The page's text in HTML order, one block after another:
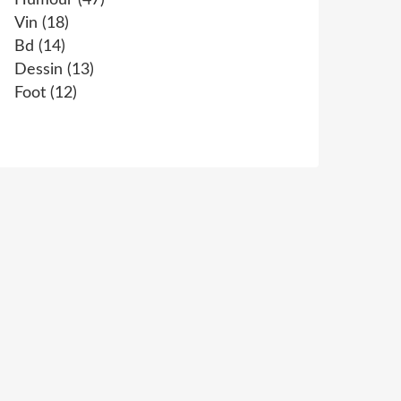
Vin (18)
Bd (14)
Dessin (13)
Foot (12)